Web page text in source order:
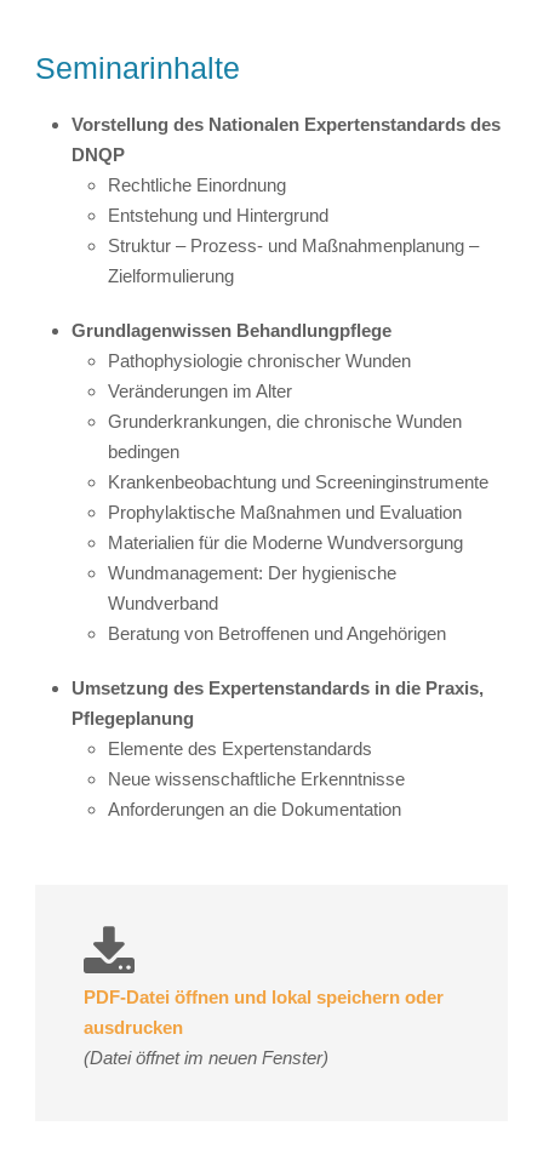
Seminarinhalte
Vorstellung des Nationalen Expertenstandards des
DNQP
Rechtliche Einordnung
Entstehung und Hintergrund
Struktur – Prozess- und Maßnahmenplanung –
Zielformulierung
Grundlagenwissen Behandlungpflege
Pathophysiologie chronischer Wunden
Veränderungen im Alter
Grunderkrankungen, die chronische Wunden
bedingen
Krankenbeobachtung und Screeninginstrumente
Prophylaktische Maßnahmen und Evaluation
Materialien für die Moderne Wundversorgung
Wundmanagement: Der hygienische
Wundverband
Beratung von Betroffenen und Angehörigen
Umsetzung des Expertenstandards in die Praxis,
Pflegeplanung
Elemente des Expertenstandards
Neue wissenschaftliche Erkenntnisse
Anforderungen an die Dokumentation
PDF-Datei öffnen und lokal speichern oder
ausdrucken
(Datei öffnet im neuen Fenster)